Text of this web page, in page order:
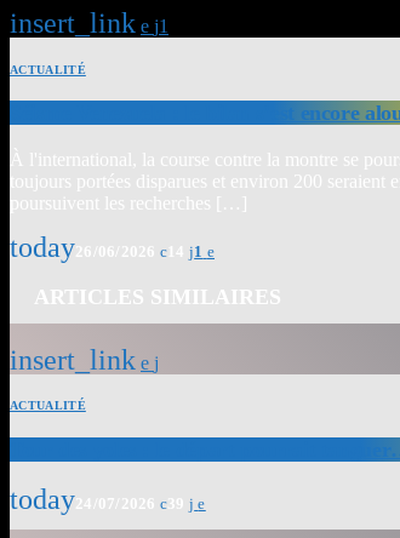
insert_link 1
ACTUALITÉ
Séisme Venezuela : le bilan s’est encore
À l'international, la course contre la montre se
toujours portées disparues et environ 200 seraient
poursuivent les recherches […]
today26/06/2026 14 1
ARTICLES SIMILAIRES
insert_link
ACTUALITÉ
Tour des yoles : le départ pourrait
today24/07/2026 39